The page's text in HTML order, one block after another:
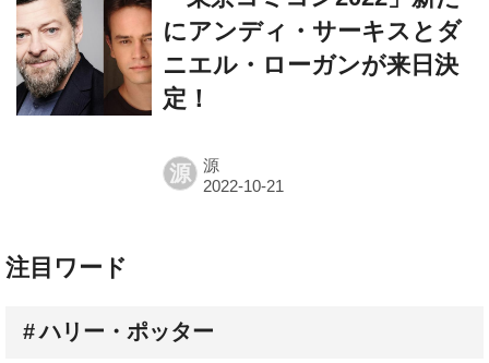
にアンディ・サーキスとダ
ニエル・ローガンが来日決
定！
源 源
注目ワード
ハリー・ポッター